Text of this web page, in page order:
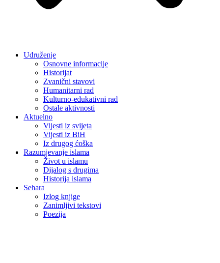
Udruženje
Osnovne informacije
Historijat
Zvanični stavovi
Humanitarni rad
Kulturno-edukativni rad
Ostale aktivnosti
Aktuelno
Vijesti iz svijeta
Vijesti iz BiH
Iz drugog ćoška
Razumjevanje islama
Život u islamu
Dijalog s drugima
Historija islama
Sehara
Izlog knjige
Zanimljivi tekstovi
Poezija